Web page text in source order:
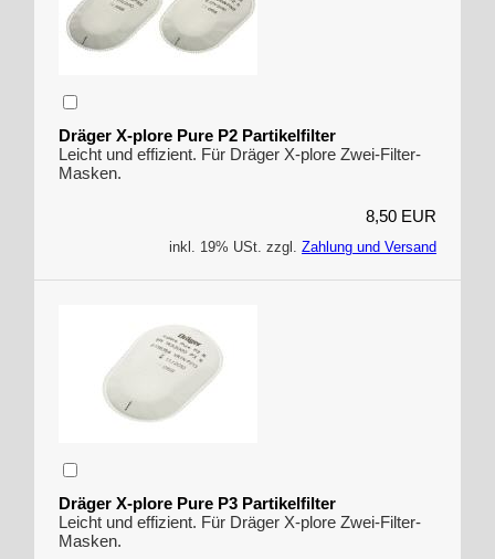
Dräger X-plore Pure P2 Partikelfilter
Leicht und effizient. Für Dräger X-plore Zwei-Filter-
Masken.
8,50 EUR
inkl. 19% USt. zzgl. Zahlung und Versand
Dräger X-plore Pure P3 Partikelfilter
Leicht und effizient. Für Dräger X-plore Zwei-Filter-
Masken.